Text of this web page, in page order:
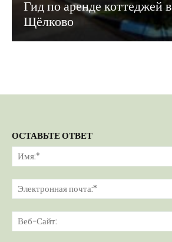
Гид по аренде коттеджей в
Щёлково
ОСТАВЬТЕ ОТВЕТ